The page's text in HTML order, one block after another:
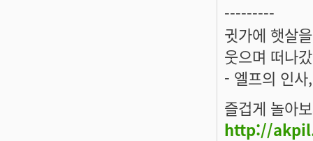
---------
귓가에 햇살
웃으며 떠나
- 엘프의 인
즐겁게 놀아
http://